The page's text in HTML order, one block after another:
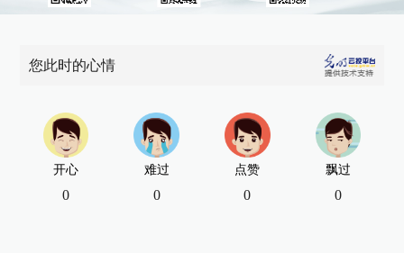
您此时的心情
开心
0
难过
0
点赞
0
飘过
0